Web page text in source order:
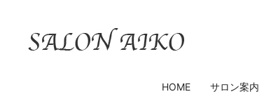
HOME サロン案内